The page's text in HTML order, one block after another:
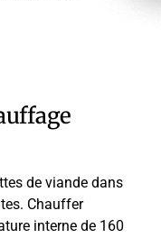
de viande dans
Chauffer
interne de 160